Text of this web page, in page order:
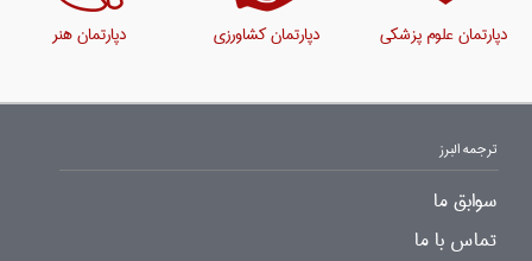
دپارتمان علوم پزشکی دپارتمان کشاورزی دپارتمان هنر
ترجمه البرز
سوابق ما
تماس با ما